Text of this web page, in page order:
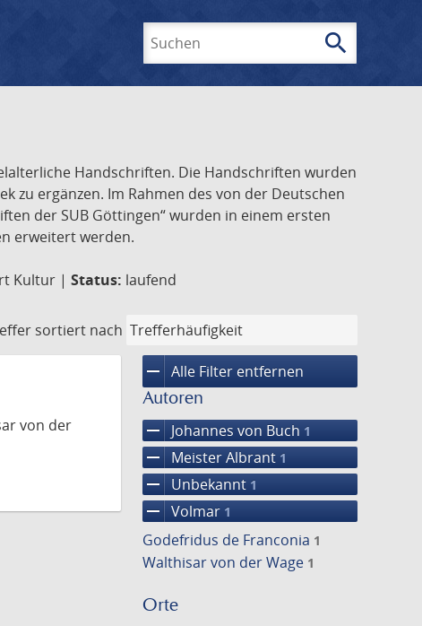
search
Handschriften. Die Handschriften wurden
zu ergänzen. Im Rahmen des von der Deutschen
der SUB Göttingen“ wurden in einem ersten
erweitert werden.
Kultur | Status: laufend
sortiert nach
remove Alle Filter entfernen
Autoren
remove Johannes von Buch 1
remove Meister Albrant 1
remove Unbekannt 1
remove Volmar 1
Godefridus de Franconia 1
Walthisar von der Wage 1
Orte
von der